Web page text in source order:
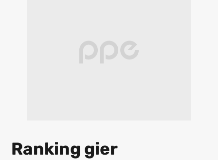
Ranking gier